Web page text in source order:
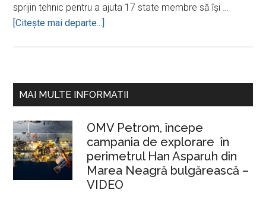
sprijin tehnic pentru a ajuta 17 state membre să îşi …
[Citeşte mai departe...]
sprijin
tehnic
a
ajuta
România
şi
alte
Bara
MAI MULTE INFORMATII
OMV Petrom, începe
campania de explorare în
perimetrul Han Asparuh din
Marea Neagră bulgărească –
VIDEO